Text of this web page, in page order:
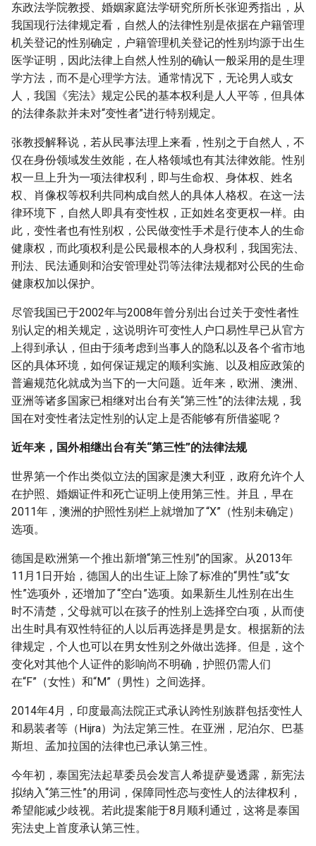
东政法学院教授、婚姻家庭法学研究所所长张迎秀指出，从
我国现行法律规定看，自然人的法律性别是依据在户籍管理
机关登记的性别确定，户籍管理机关登记的性别均源于出生
医学证明，因此法律上自然人性别的确认一般采用的是生理
学方法，而不是心理学方法。通常情况下，无论男人或女
人，我国《宪法》规定公民的基本权利是人人平等，但具体
的法律条款并未对“变性者”进行特别规定。
张教授解释说，若从民事法理上来看，性别之于自然人，不
仅在身份领域发生效能，在人格领域也有其法律效能。性别
权一旦上升为一项法律权利，即与生命权、身体权、姓名
权、肖像权等权利共同构成自然人的具体人格权。在这一法
律环境下，自然人即具有变性权，正如姓名变更权一样。由
此，变性者也有性别权，公民做变性手术是行使本人的生命
健康权，而此项权利是公民最根本的人身权利，我国宪法、
刑法、民法通则和治安管理处罚等法律法规都对公民的生命
健康权加以保护。
尽管我国已于2002年与2008年曾分别出台过关于变性者性
别认定的相关规定，这说明许可变性人户口易性早已从官方
上得到承认，但由于须考虑到当事人的隐私以及各个省市地
区的具体环境，如何保证规定的顺利实施、以及相应政策的
普遍规范化就成为当下的一大问题。近年来，欧洲、澳洲、
亚洲等诸多国家已相继对出台有关“第三性”的法律法规，我
国在对变性者法定性别的认定上是否能够有所借鉴呢？
近年来，国外相继出台有关“第三性”的法律法规
世界第一个作出类似立法的国家是澳大利亚，政府允许个人
在护照、婚姻证件和死亡证明上使用第三性。并且，早在
2011年，澳洲的护照性别栏上就增加了“X”（性别未确定）
选项。
德国是欧洲第一个推出新增“第三性别”的国家。从2013年
11月1日开始，德国人的出生证上除了标准的“男性”或“女
性”选项外，还增加了“空白”选项。如果新生儿性别在出生
时不清楚，父母就可以在孩子的性别上选择空白项，从而使
出生时具有双性特征的人以后再选择是男是女。根据新的法
律规定，个人也可以在男女性别之外做出选择。但是，这个
变化对其他个人证件的影响尚不明确，护照仍需人们
在“F”（女性）和“M”（男性）之间选择。
2014年4月，印度最高法院正式承认跨性别族群包括变性人
和易装者等（Hijra）为法定第三性。在亚洲，尼泊尔、巴基
斯坦、孟加拉国的法律也已承认第三性。
今年初，泰国宪法起草委员会发言人希提萨曼透露，新宪法
拟纳入“第三性”的用词，保障同性恋与变性人的法律权利，
希望能减少歧视。若此提案能于8月顺利通过，这将是泰国
宪法史上首度承认第三性。